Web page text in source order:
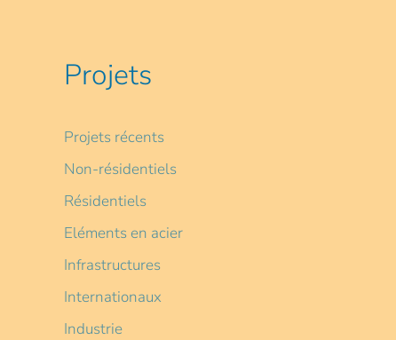
Projets
Projets récents
Non-résidentiels
Résidentiels
Eléments en acier
Infrastructures
Internationaux
Industrie